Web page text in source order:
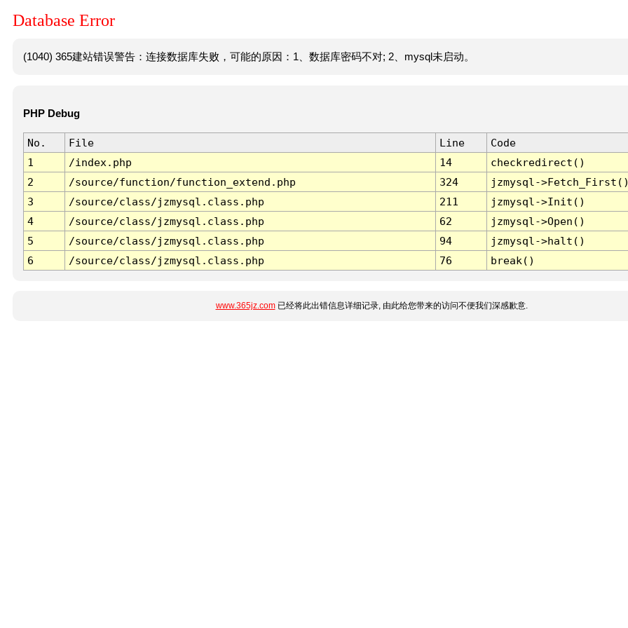
Database Error
(1040) 365建站错误警告：连接数据库失败，可能的原因：1、数据库密码不对; 2、mysql未启动。
PHP Debug
No. File Line
Code
1
/index.php 14
checkredirect()
2
/source/function/function_extend.php 324
jzmysql-
3
/source/class/jzmysql.class.php 211
jzmysql->Init()
4
/source/class/jzmysql.class.php 62
jzmysql->Open()
5
/source/class/jzmysql.class.php 94
jzmysql->halt()
6
/source/class/jzmysql.class.php 76 break()
www.365jz.com已经将此出错信息详细记录, 由此给您带来的访问不便我们深感歉意.